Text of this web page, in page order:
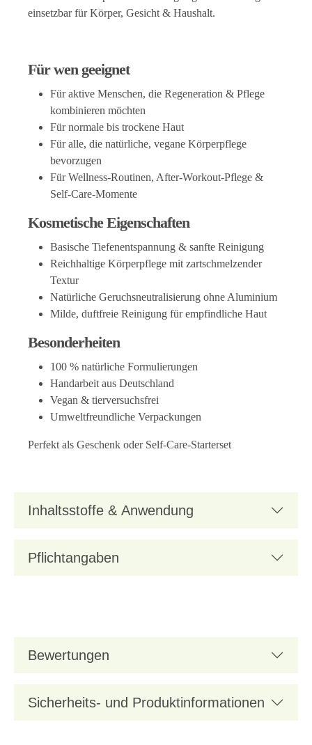
einsetzbar für Körper, Gesicht & Haushalt.
Für wen geeignet
Für aktive Menschen, die Regeneration & Pflege
kombinieren möchten
Für normale bis trockene Haut
Für alle, die natürliche, vegane Körperpflege
bevorzugen
Für Wellness‑Routinen, After‑Workout‑Pflege &
Self‑Care‑Momente
Kosmetische Eigenschaften
Basische Tiefenentspannung & sanfte Reinigung
Reichhaltige Körperpflege mit zartschmelzender
Textur
Natürliche Geruchsneutralisierung ohne Aluminium
Milde, duftfreie Reinigung für empfindliche Haut
Besonderheiten
100 % natürliche Formulierungen
Handarbeit aus Deutschland
Vegan & tierversuchsfrei
Umweltfreundliche Verpackungen
Perfekt als Geschenk oder Self‑Care‑Starterset
Inhaltsstoffe & Anwendung
Pflichtangaben
Bewertungen
Sicherheits- und Produktinformationen